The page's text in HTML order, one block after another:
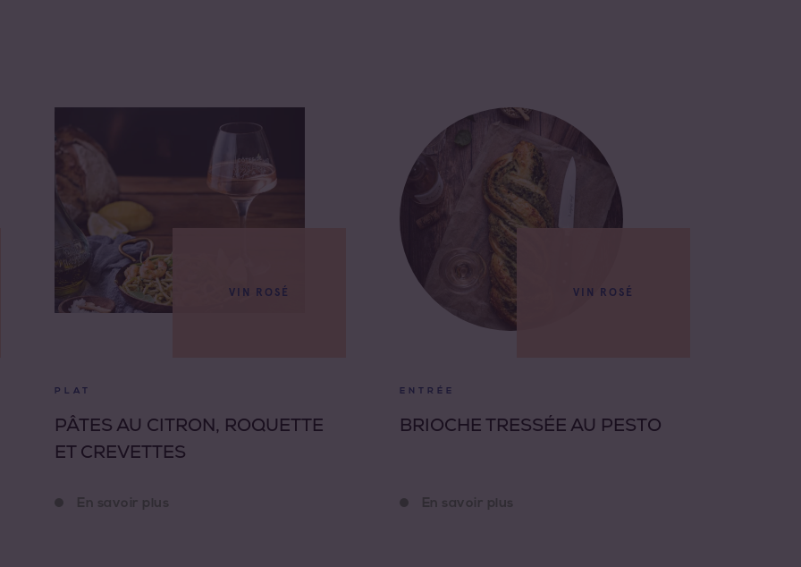
VIN ROSÉ
PLAT
PÂTES AU CITRON, ROQUETTE
ET CREVETTES
En savoir plus
VIN ROSÉ
ENTRÉE
BRIOCHE TRESSÉE AU PESTO
En savoir plus